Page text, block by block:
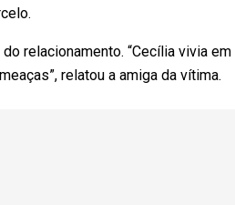
relacionamento. “Cecília vivia
relatou a amiga da vítima.